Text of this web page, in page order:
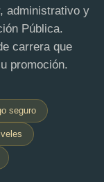
administrativo y
Pública.
carrera que
promoción.
seguro